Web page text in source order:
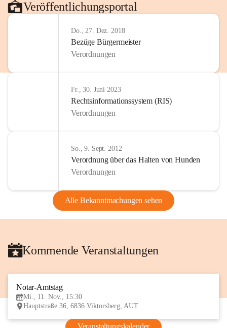
Veröffentlichungsportal
Do., 27. Dez. 2018
Bezüge Bürgermeister
Verordnungen
Fr., 30. Juni 2023
Rechtsinformationssystem (RIS)
Verordnungen
So., 9. Sept. 2012
Verordnung über das Halten von Hunden
Verordnungen
Alle Bekanntmachungen sehen
Kommende Veranstaltungen
Notar-Amtstag
Mi., 11. Nov., 15:30
Hauptstraße 36, 6836 Viktorsberg, AUT
Veranstaltungskalender